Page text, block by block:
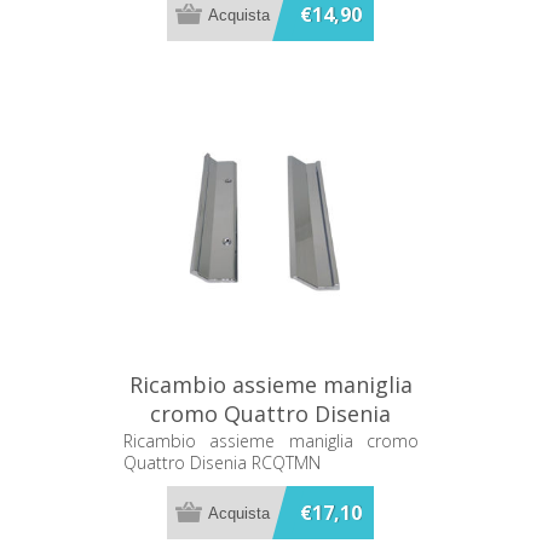
€14,90
Ricambio assieme maniglia
cromo Quattro Disenia
RCQTMN
Ricambio assieme maniglia cromo
Quattro Disenia RCQTMN
€17,10